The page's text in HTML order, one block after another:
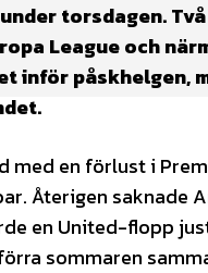
torsdagen.
League och
påskhelgen,
en förlust i
Återigen saknade
en United-flopp
sommaren